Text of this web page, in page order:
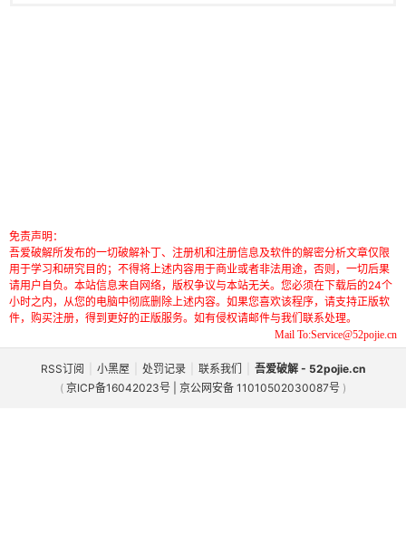
免责声明：
吾爱破解所发布的一切破解补丁、注册机和注册信息及软件的解密分析文章仅限
用于学习和研究目的；不得将上述内容用于商业或者非法用途，否则，一切后果
请用户自负。本站信息来自网络，版权争议与本站无关。您必须在下载后的24个
小时之内，从您的电脑中彻底删除上述内容。如果您喜欢该程序，请支持正版软
件，购买注册，得到更好的正版服务。如有侵权请邮件与我们联系处理。
Mail To:Service@52pojie.cn
RSS订阅 小黑屋 处罚记录 联系我们
吾爱破解 - 52pojie.cn
( 京ICP备16042023号 | 京公网安备 11010502030087号 )